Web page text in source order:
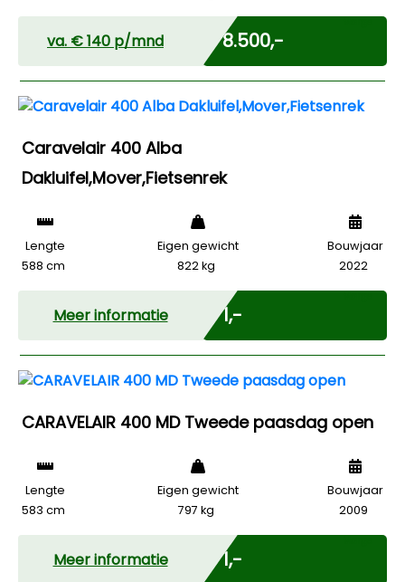
va. €140 p/mnd € 8.500,-
Caravelair 400 Alba
Dakluifel,Mover,Fietsenrek
Lengte
588 cm
Eigen gewicht
822 kg
Bouwjaar
2022
Meer informatie € 1,-
CARAVELAIR 400 MD Tweede paasdag open
Lengte
583 cm
Eigen gewicht
797 kg
Bouwjaar
2009
Meer informatie € 1,-